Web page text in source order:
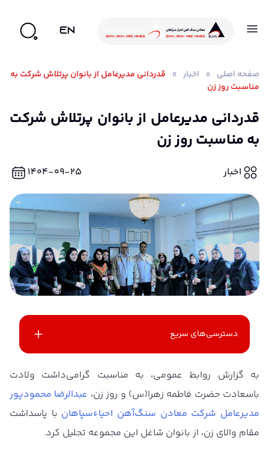
EN
صفحه اصلی » اخبار » قدردانی مدیرعامل از بانوان پرتلاش شرکت به
مناسبت روز زن
قدردانی مدیرعامل از بانوان پرتلاش شرکت
به مناسبت روز زن
اخبار ۱۴۰۴-۰۹-۲۵
دسترسی‌های سریع
به گزارش روابط عمومی، به مناسبت گرامی‌داشت ولادت
باسعادت حضرت فاطمه زهرا(س) و روز زن، عبدالرضا محمودپور
مدیرعامل شرکت معادن سنگ‌آهن احیاءسپاهان با پاسداشت
مقام والای زن، از بانوان شاغل این مجموعه تجلیل کرد.